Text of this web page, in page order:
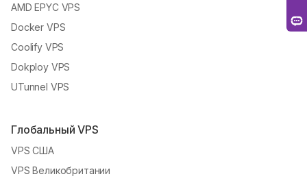
AMD EPYC VPS
Docker VPS
Coolify VPS
Dokploy VPS
UTunnel VPS
Глобальный VPS
VPS США
VPS Великобритании